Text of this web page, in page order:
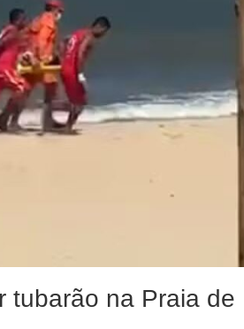
tubarão na Praia